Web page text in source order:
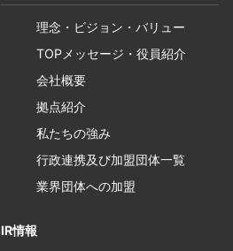
理念・ビジョン・バリュー
TOPメッセージ・役員紹介
会社概要
拠点紹介
私たちの強み
行政連携及び加盟団体一覧
業界団体への加盟
IR情報